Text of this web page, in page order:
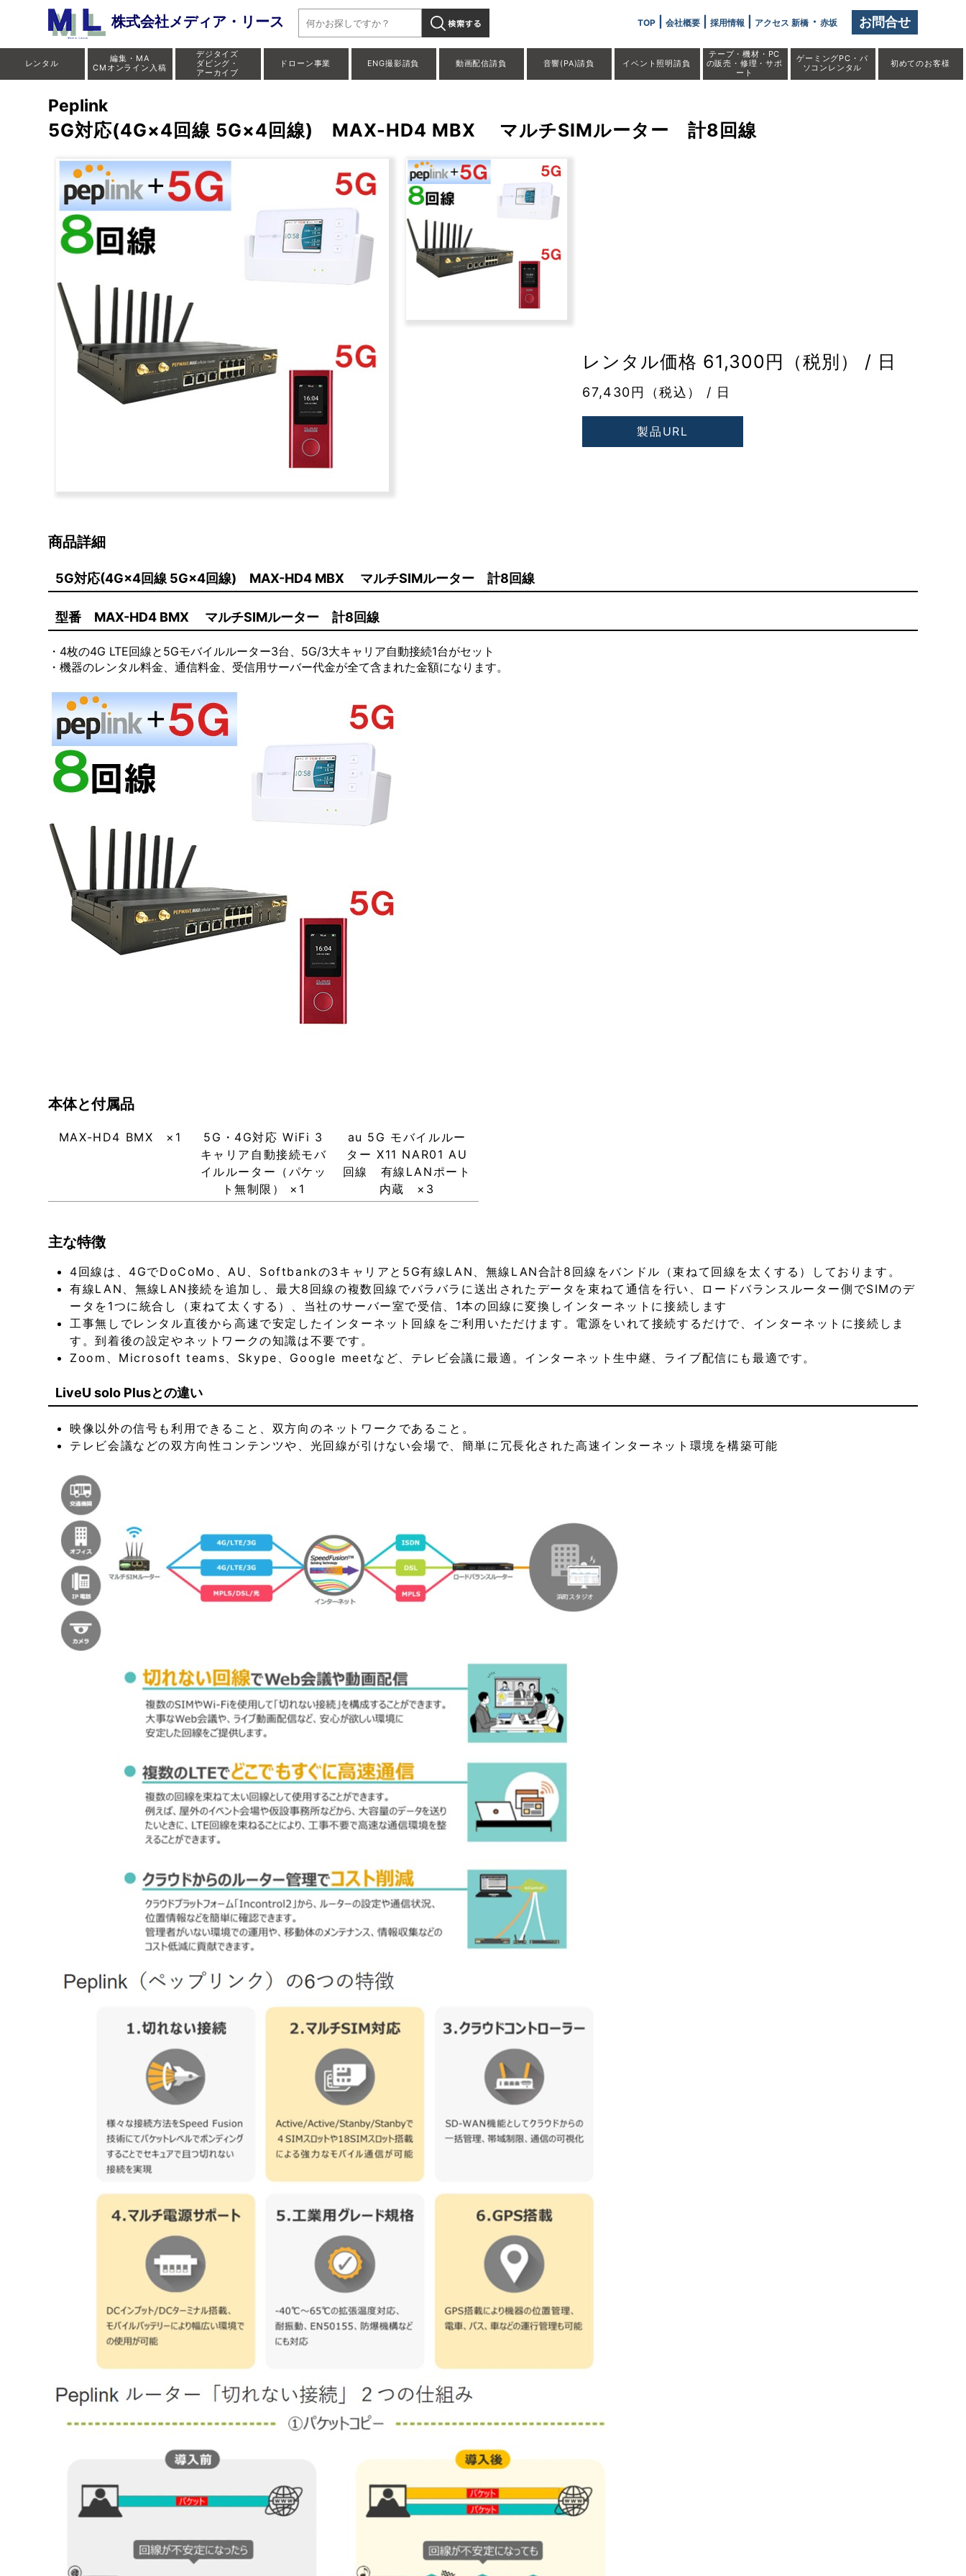
株式会社メディア・リース お問合せ
TOP| 会社概要| 採用情報 アクセス 新橋・ 赤坂
レンタル
編集・MA
CMオンライン入稿
デジタイズ
ダビング・
アーカイブ
ドローン事業 ENG撮影請負 動画配信請負 音響(PA)請負 イベント照明請負
テープ・機材・PC
の販売・修理・サポ
ート
ゲーミングPC・パ
ソコンレンタル
初めてのお客様
Peplink
5G対応(4G×4回線 5G×4回線) MAX-HD4 MBX マルチSIMルーター 計8回線
レンタル価格 61,300円（税別） / 日
67,430円（税込） / 日
製品URL
商品詳細
5G対応(4G×4回線 5G×4回線) MAX-HD4 MBX マルチSIMルーター 計8回線
型番 MAX-HD4 BMX マルチSIMルーター 計8回線
・4枚の4G LTE回線と5Gモバイルルーター3台、5G/3大キャリア自動接続1台がセット
・機器のレンタル料金、通信料金、受信用サーバー代金が全て含まれた金額になります。
本体と付属品
MAX-HD4 BMX ×1
5G・4G対応 WiFi 3
キャリア自動接続モバ
イルルーター（パケッ
ト無制限） ×1
au 5G モバイルルー
ター X11 NAR01 AU
回線 有線LANポート
内蔵 ×3
主な特徴
4回線は、4GでDoCoMo、AU、Softbankの3キャリアと5G有線LAN、無線LAN合計8回線をバンドル（束ねて回線を太くする）しております。
有線LAN、無線LAN接続を追加し、最大8回線の複数回線でバラバラに送出されたデータを束ねて通信を行い、ロードバランスルーター側でSIMのデ
ータを1つに統合し（束ねて太くする）、当社のサーバー室で受信、1本の回線に変換しインターネットに接続します
工事無しでレンタル直後から高速で安定したインターネット回線をご利用いただけます。電源をいれて接続するだけで、インターネットに接続しま
す。到着後の設定やネットワークの知識は不要です。
Zoom、Microsoft teams、Skype、Google meetなど、テレビ会議に最適。インターネット生中継、ライブ配信にも最適です。
LiveU solo Plusとの違い
映像以外の信号も利用できること、双方向のネットワークであること。
テレビ会議などの双方向性コンテンツや、光回線が引けない会場で、簡単に冗長化された高速インターネット環境を構築可能